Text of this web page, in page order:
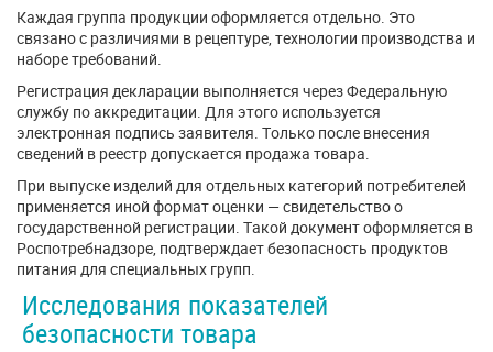
Каждая группа продукции оформляется отдельно. Это
связано с различиями в рецептуре, технологии производства и
наборе требований.
Регистрация декларации выполняется через Федеральную
службу по аккредитации. Для этого используется
электронная подпись заявителя. Только после внесения
сведений в реестр допускается продажа товара.
При выпуске изделий для отдельных категорий потребителей
применяется иной формат оценки — свидетельство о
государственной регистрации. Такой документ оформляется в
Роспотребнадзоре, подтверждает безопасность продуктов
питания для специальных групп.
Исследования показателей
безопасности товара